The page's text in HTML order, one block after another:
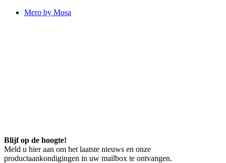
Mero by Mosa
Blijf op de hoogte!
Meld u hier aan om het laatste nieuws en onze
productaankondigingen in uw mailbox te ontvangen.